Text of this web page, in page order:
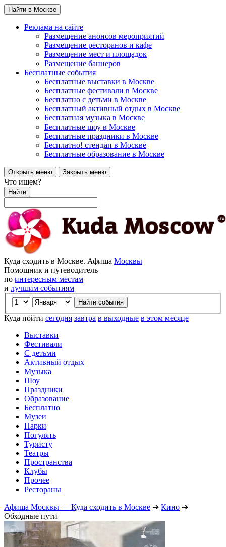
Найти в Москве
Реклама на сайте
Размещение анонсов мероприятий
Размещение ресторанов и кафе
Размещение мест и площадок
Размещение баннеров
Бесплатные события
Бесплатные выставки в Москве
Бесплатные фестивали в Москве
Бесплатно с детьми в Москве
Бесплатный активный отдых в Москве
Бесплатная музыка в Москве
Бесплатные шоу в Москве
Бесплатные праздники в Москве
Бесплатно! стендап в Москве
Бесплатные образование в Москве
Открыть меню Закрыть меню
Что ищем?
Найти
Куда сходить в Москве. Афиша Москвы
Помощник и путеводитель
по интересным местам
и лучшим событиям
Куда пойти сегодня завтра в выходные в этом месяце
Выставки
Фестивали
С детьми
Активный отдых
Музыка
Шоу
Праздники
Образование
Бесплатно
Музеи
Парки
Погулять
Туристу
Театры
Пространства
Клубы
Прочее
Рестораны
Афиша Москвы — Куда сходить в Москве ➔ Кино ➔
Обходные пути